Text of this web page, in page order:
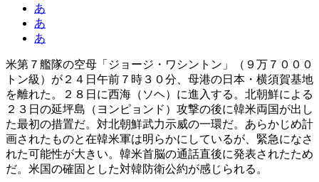
あ
あ
あ
米第７艦隊の空母「ジョージ・ワシントン」（９万７０００
トン級）が２４日午前７時３０分、母港の日本・横須賀基地
を離れた。２８日に西海（ソヘ）に進入する。北朝鮮による
２３日の延坪島（ヨンピョンド）攻撃の後に韓米両国が出し
た最初の措置だ。対北朝鮮武力示威の一環だ。あらかじめ計
画されたものと在韓米軍は明らかにしているが、緊急になさ
れた可能性が大きい。韓米首脳の通話直後に発表されたため
だ。米国の確固とした対韓防衛公約が感じられる。